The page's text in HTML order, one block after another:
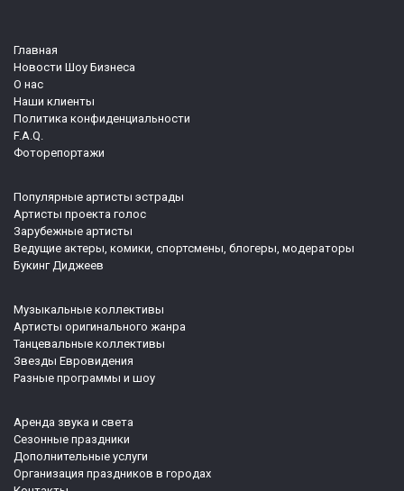
Главная
Новости Шоу Бизнеса
О нас
Наши клиенты
Политика конфиденциальности
F.A.Q.
Фоторепортажи
Популярные артисты эстрады
Артисты проекта голос
Зарубежные артисты
Ведущие актеры, комики, спортсмены, блогеры, модераторы
Букинг Диджеев
Музыкальные коллективы
Артисты оригинального жанра
Танцевальные коллективы
Звезды Евровидения
Разные программы и шоу
Аренда звука и света
Сезонные праздники
Дополнительные услуги
Организация праздников в городах